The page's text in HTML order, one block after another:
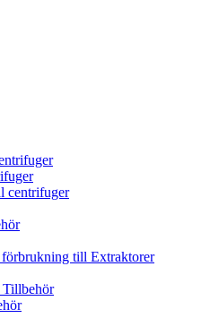
centrifuger
till Extraktorer
Tillbehör